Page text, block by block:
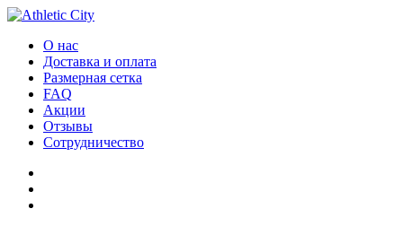
О нас
Доставка и оплата
Размерная сетка
FAQ
Акции
Отзывы
Сотрудничество